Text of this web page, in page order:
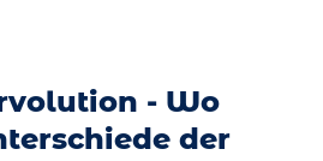
- Wo
der